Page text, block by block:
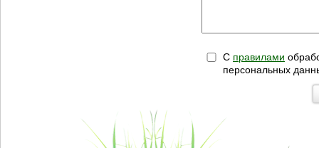
С правилами
персональных